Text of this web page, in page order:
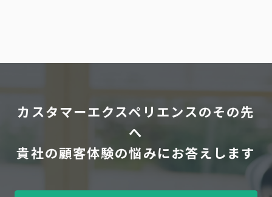
カスタマーエクスペリエンスのその先
へ
貴社の顧客体験の悩みにお答えします